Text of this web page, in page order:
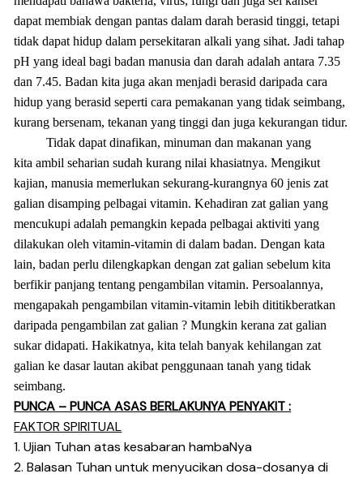
dapat membiak dengan pantas dalam darah berasid tinggi, tetapi
tidak dapat hidup dalam persekitaran alkali yang sihat. Jadi tahap
pH yang ideal bagi badan manusia dan darah adalah antara 7.35
dan 7.45. Badan kita juga akan menjadi berasid daripada cara
hidup yang berasid seperti cara pemakanan yang tidak seimbang,
kurang bersenam, tekanan yang tinggi dan juga kekurangan tidur.
Tidak dapat dinafikan, minuman dan makanan yang
kita ambil seharian sudah kurang nilai khasiatnya. Mengikut
kajian, manusia memerlukan sekurang-kurangnya 60 jenis zat
galian disamping pelbagai vitamin. Kehadiran zat galian yang
mencukupi adalah pemangkin kepada pelbagai aktiviti yang
dilakukan oleh vitamin-vitamin di dalam badan. Dengan kata
lain, badan perlu dilengkapkan dengan zat galian sebelum kita
berfikir panjang tentang pengambilan vitamin. Persoalannya,
mengapakah pengambilan vitamin-vitamin lebih dititikberatkan
daripada pengambilan zat galian ? Mungkin kerana zat galian
sukar didapati. Hakikatnya, kita telah banyak kehilangan zat
galian ke dasar lautan akibat penggunaan tanah yang tidak
seimbang.
PUNCA – PUNCA ASAS BERLAKUNYA PENYAKIT :
FAKTOR SPIRITUAL
1. Ujian Tuhan atas kesabaran hambaNya
2. Balasan Tuhan untuk menyucikan dosa-dosanya di